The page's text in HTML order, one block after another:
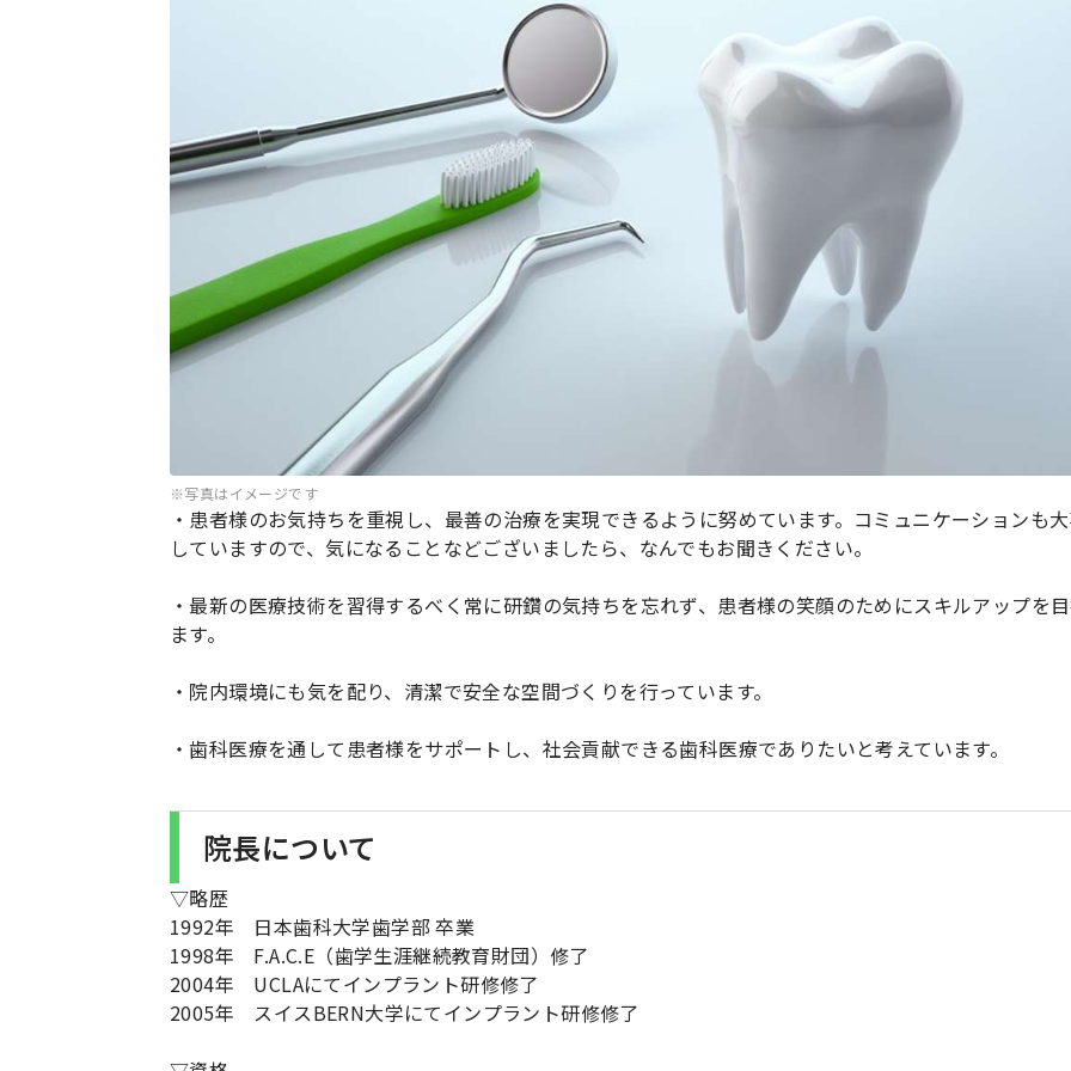
※写真はイメージです
・患者様のお気持ちを重視し、最善の治療を実現できるように努めています。コミュニケーションも
していますので、気になることなどございましたら、なんでもお聞きください。
・最新の医療技術を習得するべく常に研鑽の気持ちを忘れず、患者様の笑顔のためにスキルアップを
ます。
・院内環境にも気を配り、清潔で安全な空間づくりを行っています。
・歯科医療を通して患者様をサポートし、社会貢献できる歯科医療でありたいと考えています。
院長について
▽略歴
1992年 日本歯科大学歯学部 卒業
1998年 F.A.C.E（歯学生涯継続教育財団）修了
2004年 UCLAにてインプラント研修修了
2005年 スイスBERN大学にてインプラント研修修了